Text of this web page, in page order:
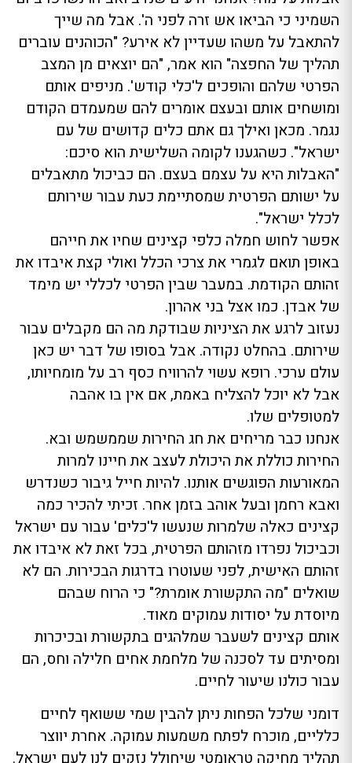
השמיני כי הביאו אש זרה לפני ה'. אבל מה שייך
להתאבל על משהו שעדיין לא אירע? "הכוהנים עוברים
תהליך של החפצה" הוא אמר, "הם יוצאים מן המצב
הפרטי שלהם והופכים ל'כלי קודש'. מניפים אותם
ומושחים אותם ובעצם אומרים להם שמעמדם הקודם
נגמר. מכאן ואילך גם אתם כלים קדושים של עם
ישראל". כשהגענו לקומה השלישית הוא סיכם:
"האבלות היא על עצמם בעצם. הם כביכול מתאבלים
על ישותם הפרטית שמסתיימת כעת עבור שירותם
לכלל ישראל".
אפשר לחוש חמלה כלפי קצינים שחיו את חייהם
באופן תואם לגמרי את צרכי הכלל ואולי קצת איבדו את
זהותם הקודמת. במעבר שבין הפרטי לכללי יש מימד
של אבדן. כמו אצל בני אהרון.
נעזוב לרגע את הציניות שבודקת מה הם מקבלים עבור
שירותם. בהחלט נקודה. אבל בסופו של דבר יש כאן
עולם ערכי. רופא עשוי להרוויח כסף רב על מומחיותו,
אבל לא יוכל להצליח באמת, אם אין בו אהבה
למטופלים שלו.
אנחנו כבר מריחים את חג החירות שממשמש ובא.
החירות כוללת את היכולת לעצב את חיינו למרות
המאורעות הפוגשים אותנו. להיות חייל גיבור כשנדרש
ואבא רחמן ובעל אוהב בזמן אחר. זכיתי להכיר כמה
קצינים כאלה שלמרות שנעשו ל'כלים' עבור עם ישראל
וכביכול נפרדו מזהותם הפרטית, בכל זאת לא איבדו את
זהותם האישית, לפני שעוטרו בדרגות הבכירות. הם לא
שואלים "מה התקשורת אומרת?" כי הרוח שבהם
מיוסדת על יסודות עמוקים מאוד.
אותם קצינים לשעבר שמלהגים בתקשורת ובכיכרות
ומסיתים עד לסכנה של מלחמת אחים חלילה וחס, הם
עבור כולנו שיעור לחיים.
דומני שלכל הפחות ניתן להבין שמי ששואף לחיים
כלליים, מוכרח לפתח משמעות עמוקה. אחרת יווצר
תהליך מחיקה טראומטי שיחולל נזקים לנו לעם ישראל.